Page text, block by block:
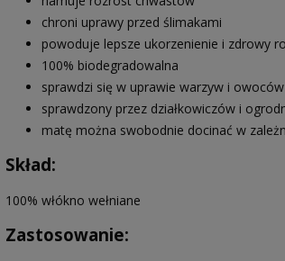
chroni uprawy przed ślimakami
powoduje lepsze ukorzenienie i zdrowy
100% biodegradowalna
sprawdzi się w uprawie warzyw i
sprawdzony przez działkowiczów i
matę można swobodnie docinać w
Skład:
100% włókno wełniane
Zastosowanie: